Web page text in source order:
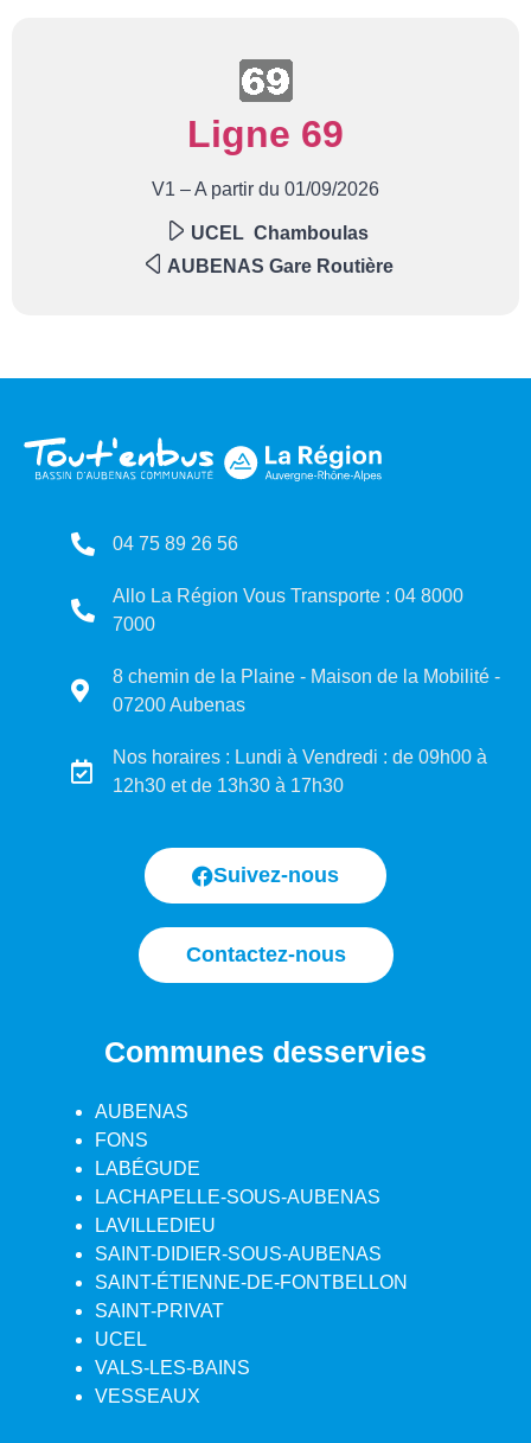
Ligne 69
V1 – A partir du 01/09/2026
UCEL Chamboulas
AUBENAS Gare Routière
04 75 89 26 56
Allo La Région Vous Transporte : 04 8000
7000
8 chemin de la Plaine - Maison de la Mobilité -
07200 Aubenas
Nos horaires : Lundi à Vendredi : de 09h00 à
12h30 et de 13h30 à 17h30
Suivez-nous
Contactez-nous
Communes desservies
AUBENAS
FONS
LABÉGUDE
LACHAPELLE-SOUS-AUBENAS
LAVILLEDIEU
SAINT-DIDIER-SOUS-AUBENAS
SAINT-ÉTIENNE-DE-FONTBELLON
SAINT-PRIVAT
UCEL
VALS-LES-BAINS
VESSEAUX